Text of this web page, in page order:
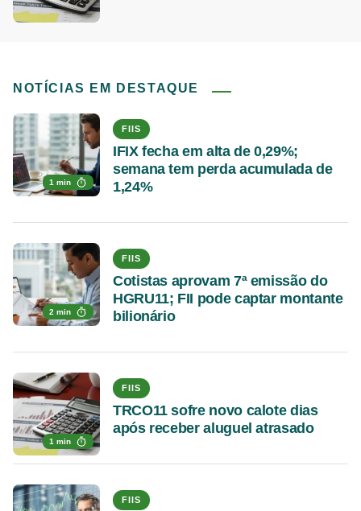
NOTÍCIAS EM DESTAQUE
1 min
FIIS
IFIX fecha em alta de 0,29%;
semana tem perda acumulada de
1,24%
2 min
FIIS
Cotistas aprovam 7ª emissão do
HGRU11; FII pode captar montante
bilionário
1 min
FIIS
TRCO11 sofre novo calote dias
após receber aluguel atrasado
FIIS